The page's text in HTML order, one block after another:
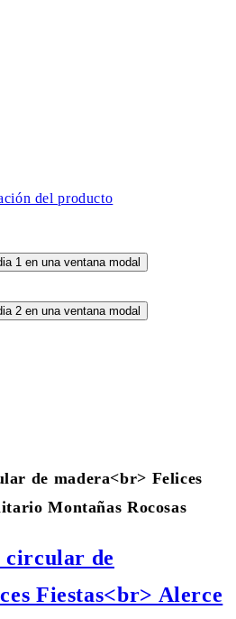
del producto
1 en una ventana modal
2 en una ventana modal
de madera<br> Felices
Montañas Rocosas
circular de
Fiestas<br> Alerce